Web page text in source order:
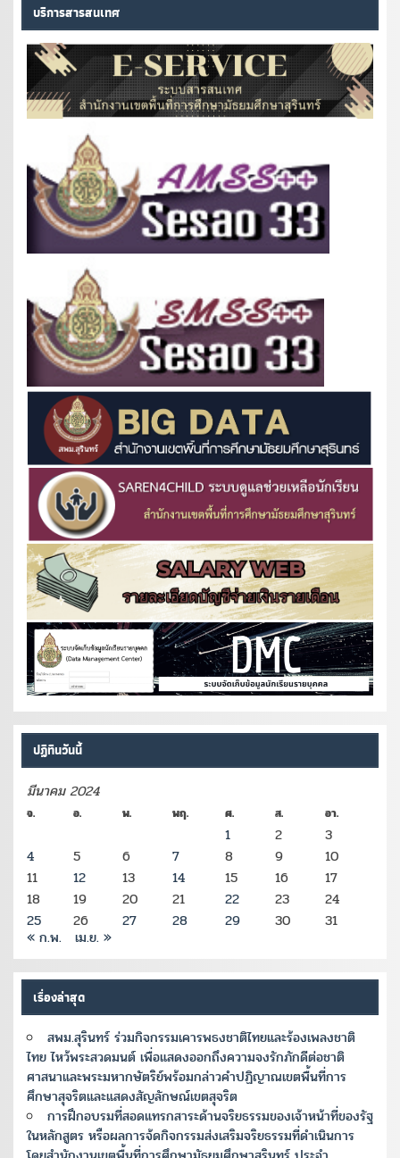
บริการสารสนเทศ
ปฏิทินวันนี้
มีนาคม 2024
จ. อ. พ. พฤ. ศ. ส. อา.
1 2
3
4
5 6 7 8 9
10
11
12 13 14 15 16
17
18
19 20 21 22 23
24
25
26 27 28 29 30 31
« ก.พ. เม.ย. »
เรื่องล่าสุด
สพม.สุรินทร์ ร่วมกิจกรรมเคารพธงชาติไทยและร้องเพลงชาติ
ไทย ไหว้พระสวดมนต์ เพื่อแสดงออกถึงความจงรักภักดีต่อชาติ
ศาสนาและพระมหากษัตริย์พร้อมกล่าวคำปฏิญาณเขตพื้นที่การ
ศึกษาสุจริตและแสดงสัญลักษณ์เขตสุจริต
การฝึกอบรมที่สอดแทรกสาระด้านจริยธรรมของเจ้าหน้าที่ของรัฐ
ในหลักสูตร หรือผลการจ้ดกิจกรรมส่งเสริมจริยธรรมที่ดำเนินการ